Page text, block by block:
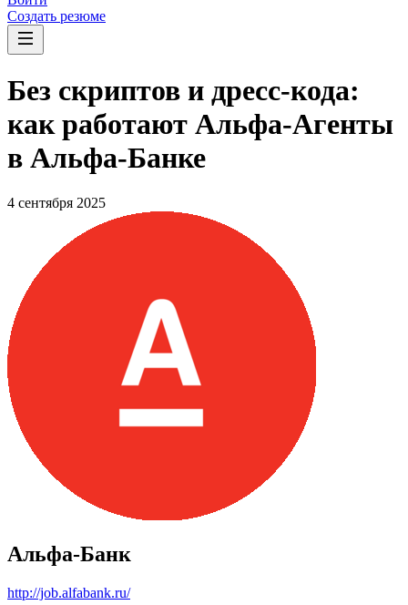
Создать резюме
Без скриптов и дресс-кода:
как работают Альфа-Агенты
в Альфа-Банке
4 сентября 2025
Альфа-Банк
http://job.alfabank.ru/